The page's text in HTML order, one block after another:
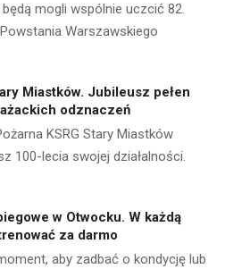
mogli wspólnie uczcić 82.
Warszawskiego
Miastków. Jubileusz pełen
odznaczeń
KSRG Stary Miastków
100-lecia swojej działalności.
w Otwocku. W każdą
za darmo
aby zadbać o kondycję lub